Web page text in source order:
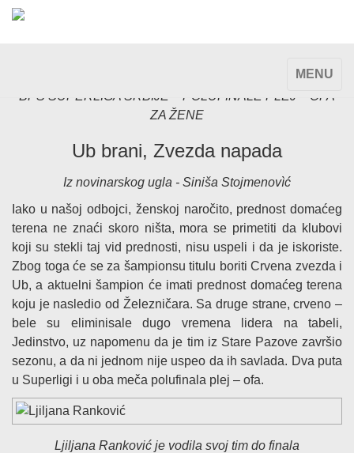
TOGGLE
MENU
BPŠ SUPERLIGA SRBIJE – POLUFINALE PLEJ – OFA
ZA ŽENE
Ub brani, Zvezda napada
Iz novinarskog ugla - Siniša Stojmenovìć
Iako u našoj odbojci, ženskoj naročito, prednost domaćeg
terena ne znaći skoro ništa, mora se primetiti da klubovi
koji su stekli taj vid prednosti, nisu uspeli i da je iskoriste.
Zbog toga će se za šampionsu titulu boriti Crvena zvezda i
Ub, a aktuelni šampion će imati prednost domaćeg terena
koju je nasledio od Železničara. Sa druge strane, crveno –
bele su eliminisale dugo vremena lidera na tabeli,
Jedinstvo, uz napomenu da je tim iz Stare Pazove završio
sezonu, a da ni jednom nije uspeo da ih savlada. Dva puta
u Superligi i u oba meča polufinala plej – ofa.
Ljiljana Ranković je vodila svoj tim do finala